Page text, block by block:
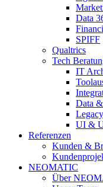
Data
SPIFF
Qualtrics
Tech
IT
Data
UI &
Referenzen
Kunden &
NEOMATIC
Über